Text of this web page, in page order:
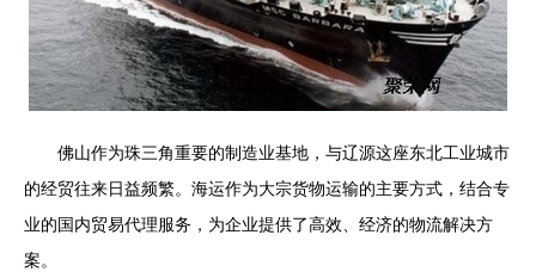
佛山作为珠三角重要的制造业基地，与辽源这座东北工业城市
的经贸往来日益频繁。海运作为大宗货物运输的主要方式，结合专
业的国内贸易代理服务，为企业提供了高效、经济的物流解决方
案。